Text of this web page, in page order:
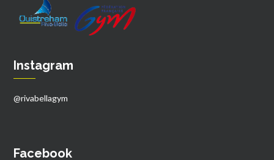
Instagram
@rivabellagym
Facebook